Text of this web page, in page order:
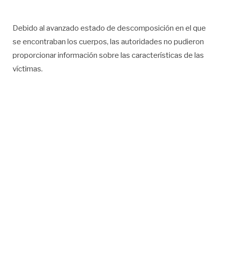
Debido al avanzado estado de descomposición en el que
se encontraban los cuerpos, las autoridades no pudieron
proporcionar información sobre las características de las
víctimas.